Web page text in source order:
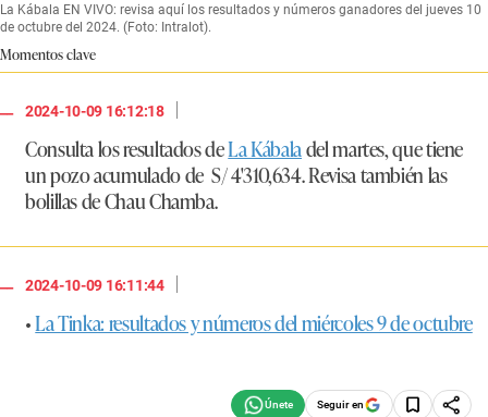
La Kábala EN VIVO: revisa aquí los resultados y números ganadores del jueves 10
de octubre del 2024. (Foto: Intralot).
Momentos clave
2024-10-09 16:12:18
|
Consulta los resultados deLa Kábaladel martes, que tiene
un pozo acumulado deS/ 4'310,634. Revisa también las
bolillas de Chau Chamba.
2024-10-09 16:11:44
|
•La Tinka: resultados y números del miércoles 9 de octubre
Seguir en